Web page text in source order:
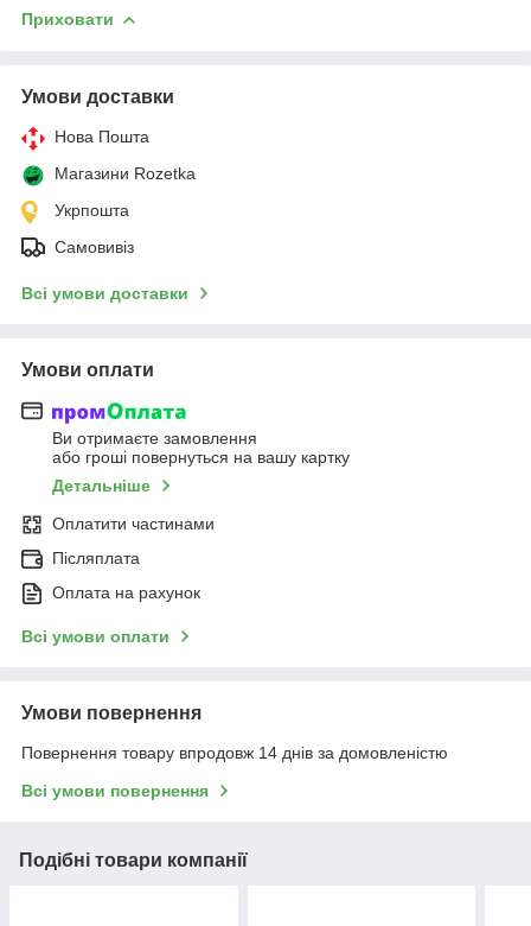
Приховати
Умови доставки
Нова Пошта
Магазини Rozetka
Укрпошта
Самовивіз
Всі умови доставки
Умови оплати
Ви отримаєте замовлення
або гроші повернуться на вашу картку
Детальніше
Оплатити частинами
Післяплата
Оплата на рахунок
Всі умови оплати
Умови повернення
Повернення товару впродовж 14 днів за домовленістю
Всі умови повернення
Подібні товари компанії